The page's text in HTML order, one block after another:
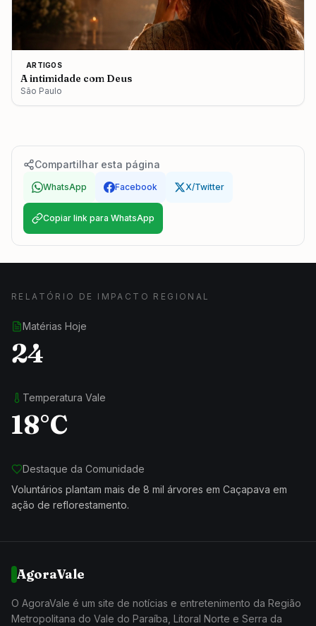
ARTIGOS
A intimidade com Deus
São Paulo
Compartilhar esta página
WhatsApp Facebook X/Twitter
Copiar link para WhatsApp
RELATÓRIO DE IMPACTO REGIONAL
Matérias Hoje
24
Temperatura Vale
18°C
Destaque da Comunidade
Voluntários plantam mais de 8 mil árvores em Caçapava em
ação de reflorestamento.
AgoraVale
O AgoraVale é um site de notícias e entretenimento da Região
Metropolitana do Vale do Paraíba, Litoral Norte e Serra da